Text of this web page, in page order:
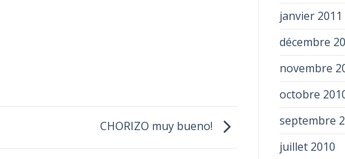
CHORIZO muy bueno!
janvier 2011
décembre
novembre
octobre
septembre
juillet 2010